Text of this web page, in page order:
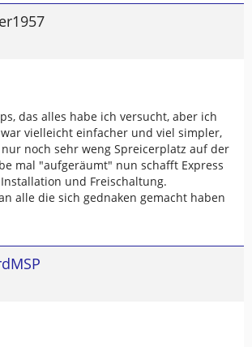
das alles habe ich versucht, aber ich
vielleicht einfacher und viel simpler,
noch sehr weng Spreicerplatz auf der
mal "aufgeräumt" nun schafft Express
und Freischaltung.
alle die sich gednaken gemacht haben